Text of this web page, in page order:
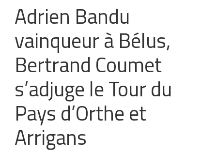
Adrien Bandu
vainqueur à Bélus,
Bertrand Coumet
s’adjuge le Tour du
Pays d’Orthe et
Arrigans